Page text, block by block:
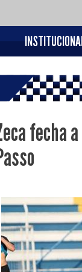
fecha